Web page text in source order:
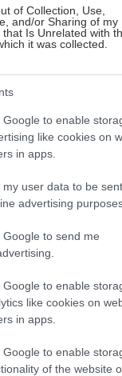
of Collection, Use,
and/or Sharing of my
that Is Unrelated with
it was collected.
Google to enable
like cookies on
in apps.
my user data to be
advertising
to send me
Google to enable
like cookies on
in apps.
Google to enable
of the website
εναλλακτική
στη
καταγραφή
θα το δείξει.
πολιτών
πολίτες του. Ή
World